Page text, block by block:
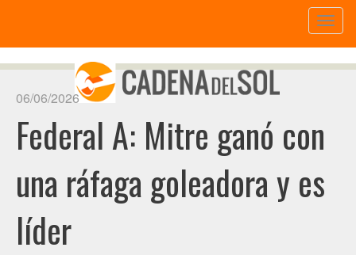
06/06/2026
Federal A: Mitre ganó con
una ráfaga goleadora y es
líder